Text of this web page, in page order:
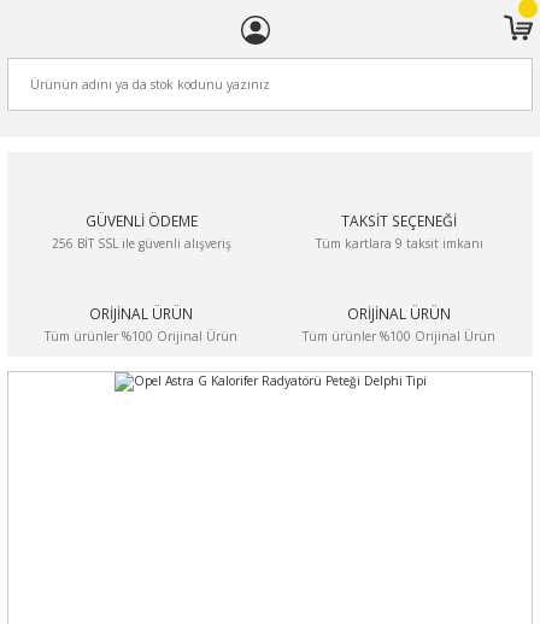
GÜVENLİ ÖDEME
256 BİT SSL ile güvenli alışveriş
TAKSİT SEÇENEĞİ
Tüm kartlara 9 taksit imkanı
ORİJİNAL ÜRÜN
Tüm ürünler %100 Orijinal Ürün
ORİJİNAL ÜRÜN
Tüm ürünler %100 Orijinal Ürün